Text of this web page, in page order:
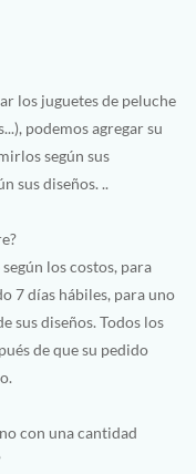
los juguetes de peluche
podemos agregar su
según sus
sus diseños. ..
los costos, para
7 días hábiles, para uno
sus diseños. Todos los
de que su pedido
con una cantidad